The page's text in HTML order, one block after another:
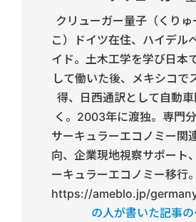
クリューガー量子（くりゅ
こ）ドイツ在住、ハイデル
イド。土木工学を学び日本
して働いた後、メキシコで
得、日西通訳として自動
く。2003年に渡独。専門
サーキュラーエコノミー関
向、企業現地視察サポート
ーキュラーエコノミー移行
https://ameblo.jp/
の人が書いた記事